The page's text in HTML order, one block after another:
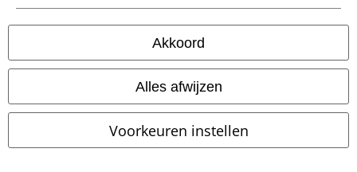
Akkoord
Alles afwijzen
Voorkeuren instellen